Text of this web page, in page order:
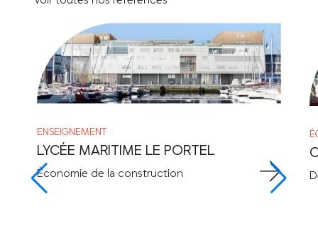
ENSEIGNEMENT
LYCÉE MARITIME LE PORTEL
Économie de la construction